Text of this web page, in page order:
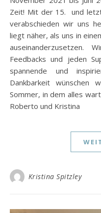
Zeit! Mit der 15. und
verabschieden wir uns
liegt näher, als uns in
auseinanderzusetzen.
Feedbacks und jeden
spannende und
Dankbarkeit wünschen
Sommer, in dem alles
Roberto und Kristina
Kristina Spitzley